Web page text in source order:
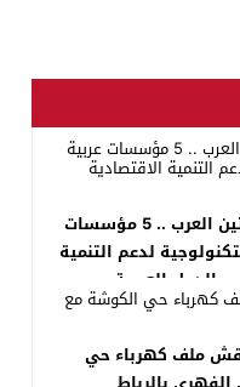
على هامش جائزة شومان للباحثين العرب .. 5 مؤسسات
لدعم التنمية
الدول العربية
ملف كهرباء حي